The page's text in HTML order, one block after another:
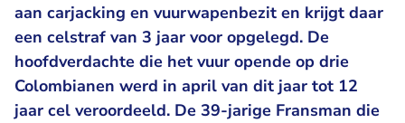
aan carjacking en vuurwapenbezit en krijgt daar
een celstraf van 3 jaar voor opgelegd. De
hoofdverdachte die het vuur opende op drie
Colombianen werd in april van dit jaar tot 12
jaar cel veroordeeld. De 39-jarige Fransman die